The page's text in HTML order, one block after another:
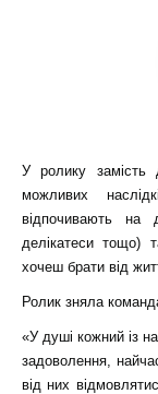
У ролику замість
можливих
відпочивають на
делікатеси тощо)
хочеш брати від
Ролик зняла
«У душі кожний із
задоволення,
від них